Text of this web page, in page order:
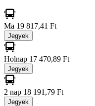
Ma 19 817,41 Ft
Jegyek
Holnap 17 470,89 Ft
Jegyek
2 nap 18 191,79 Ft
Jegyek